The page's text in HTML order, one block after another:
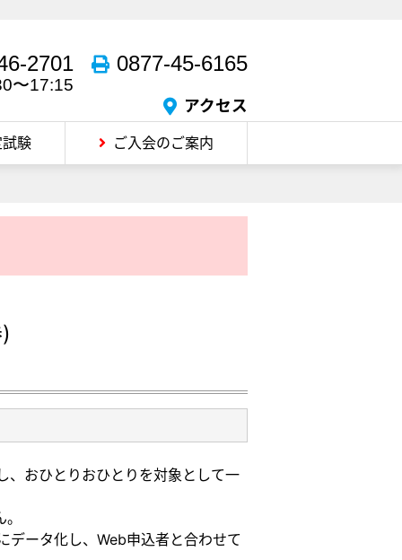
2701
〜17:15
0877-45-6165
アクセス
試験 ご入会のご案内
、おひとりおひとりを対象として一
データ化し、Web申込者と合わせて